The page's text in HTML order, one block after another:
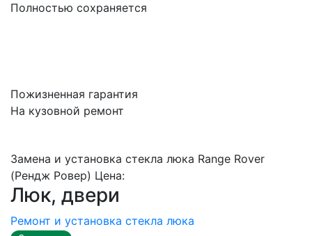
Полностью сохраняется
Пожизненная гарантия
На кузовной ремонт
Замена и установка стекла люка Range Rover
(Рендж Ровер) Цена:
Люк, двери
Ремонт и установка стекла люка